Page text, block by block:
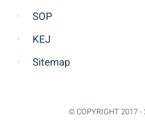
SOP
KEJ
Sitemap
© COPYRIGHT 2017 -